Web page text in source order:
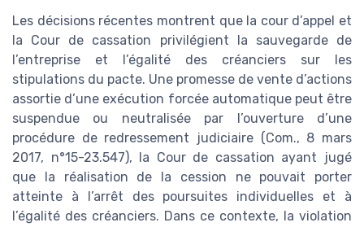
Les décisions récentes montrent que la cour d’appel et
la Cour de cassation privilégient la sauvegarde de
l’entreprise et l’égalité des créanciers sur les
stipulations du pacte. Une promesse de vente d’actions
assortie d’une exécution forcée automatique peut être
suspendue ou neutralisée par l’ouverture d’une
procédure de redressement judiciaire (Com., 8 mars
2017, n°15-23.547), la Cour de cassation ayant jugé
que la réalisation de la cession ne pouvait porter
atteinte à l’arrêt des poursuites individuelles et à
l’égalité des créanciers. Dans ce contexte, la violation